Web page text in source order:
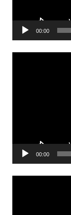
00:00
00:00